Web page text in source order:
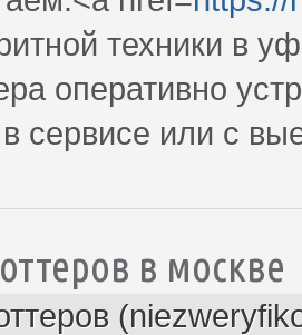
техники в
оперативно
в сервисе или с
в москве